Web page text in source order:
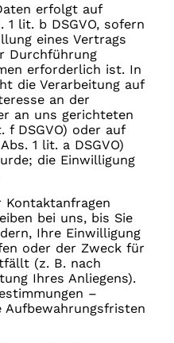
erfolgt auf
1 lit. b DSGVO, sofern
eines Vertrags
Durchführung
erforderlich ist. In
die Verarbeitung auf
an der
an uns gerichteten
f DSGVO) oder auf
1 lit. a DSGVO)
die Einwilligung
Kontaktanfragen
bei uns, bis Sie
Ihre Einwilligung
oder der Zweck für
(z. B. nach
Ihres Anliegens).
–
Aufbewahrungsfristen